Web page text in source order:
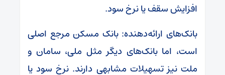
افزایش سقف یا نرخ سود.
بانک‌های ارائه‌دهنده: بانک مسکن مرجع اصلی
است، اما بانک‌های دیگر مثل ملی، سامان و
ملت نیز تسهیلات مشابهی دارند. نرخ سود یا